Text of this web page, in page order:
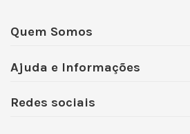
Quem Somos
Ajuda e Informações
Redes sociais